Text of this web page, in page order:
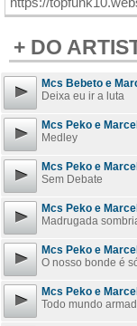
+ DO
Mcs Bebeto e
Deixa eu ir a luta
Mcs Peko e
Medley
Mcs Peko e
Sem Debate
Mcs Peko e
Madrugada
Mcs Peko e
O nosso bonde é
Mcs Peko e
Todo mundo